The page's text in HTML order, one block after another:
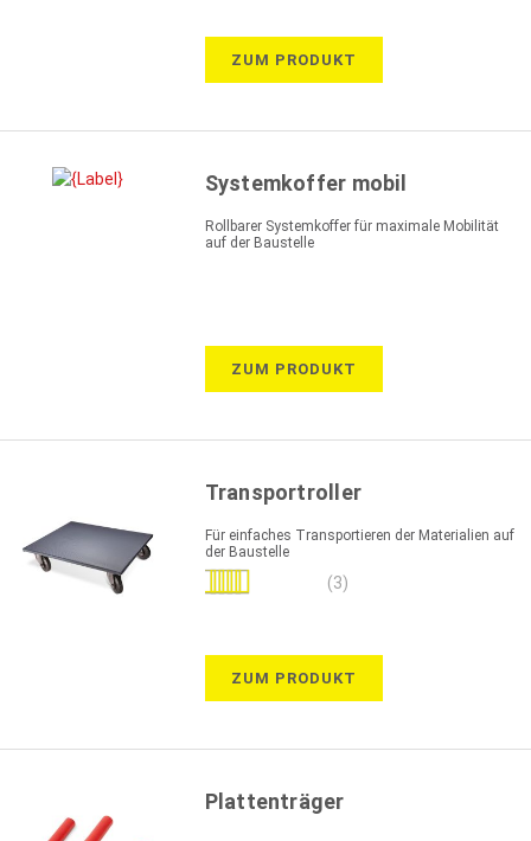
ZUM PRODUKT
Systemkoffer mobil
Rollbarer Systemkoffer für maximale Mobilität
auf der Baustelle
ZUM PRODUKT
Transportroller
Für einfaches Transportieren der Materialien auf
der Baustelle
Bewertung:
(3)
ZUM PRODUKT
Plattenträger